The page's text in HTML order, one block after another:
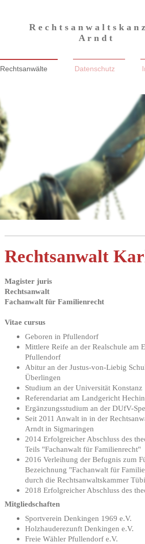
R e c h t s a n w a l t s k a n
A r n d t
Rechtsanwälte Datenschutz
Rechtsanwalt
Magister juris
Rechtsanwalt
Fachanwalt für Familienrecht
Vitae cursus
Geboren in Pfullendorf
Mittlere Reife an der Realschule am
Pfullendorf
Abitur an der Justus-von-Liebig
Überlingen
Studium an der Universität Konstanz
Referendariat am Landgericht
Ergänzungsstudium an der DUfV-
Seit 2011 Anwalt in in der
Arndt in Sigmaringen
2014 Erfolgreicher Abschluss des
Teils "Fachanwalt für Familienrecht"
2016 Verleihung der Befugnis zum
Bezeichnung "Fachanwalt für
durch die Rechtsanwaltskammer
2018 Erfolgreicher Abschluss des
Mitgliedschaften
Sportverein Denkingen 1969 e.V.
Holzhauderezunft Denkingen e.V.
Freie Wähler Pfullendorf e.V.